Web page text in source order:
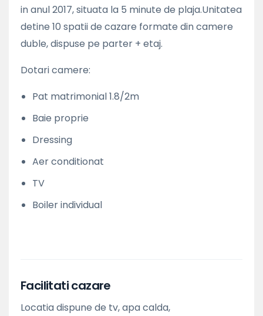
in anul 2017, situata la 5 minute de plaja.Unitatea
detine 10 spatii de cazare formate din camere
duble, dispuse pe parter + etaj.
Dotari camere:
Pat matrimonial 1.8/2m
Baie proprie
Dressing
Aer conditionat
TV
Boiler individual
Facilitati cazare
Locatia dispune de tv, apa calda,